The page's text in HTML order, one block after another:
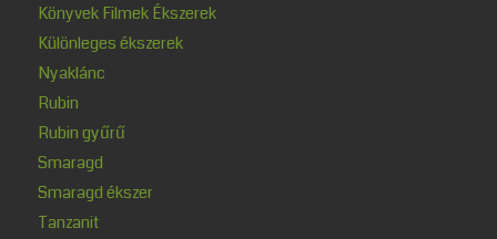
Könyvek Filmek Ékszerek
Különleges ékszerek
Nyaklánc
Rubin
Rubin gyűrű
Smaragd
Smaragd ékszer
Tanzanit